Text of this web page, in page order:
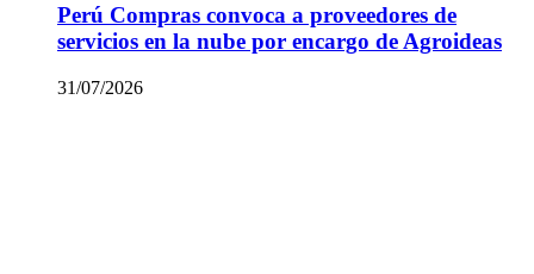
Perú Compras convoca a proveedores de
servicios en la nube por encargo de Agroideas
31/07/2026